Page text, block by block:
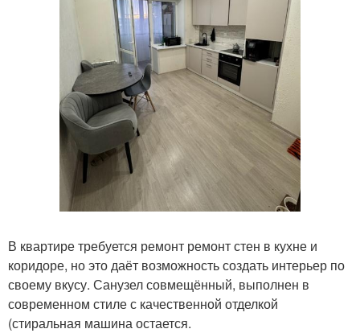
В квартире требуется ремонт ремонт стен в кухне и
коридоре, но это даёт возможность создать интерьер по
своему вкусу. Санузел совмещённый, выполнен в
современном стиле с качественной отделкой
(стиральная машина остается.